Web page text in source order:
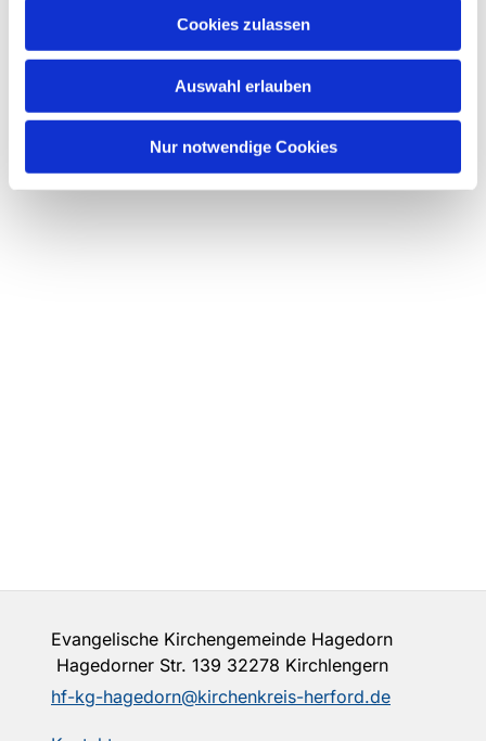
Cookies zulassen
Auswahl erlauben
Nur notwendige Cookies
Evangelische Kirchengemeinde Hagedorn
Hagedorner Str. 139 32278 Kirchlengern
hf-kg-hagedorn@kirchenkreis-herford.de